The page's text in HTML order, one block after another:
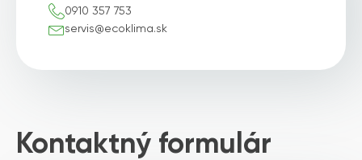
0910 357 753
servis@ecoklima.sk
Kontaktný formulár